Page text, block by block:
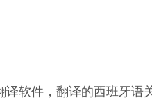
译软件，翻译的西班牙语